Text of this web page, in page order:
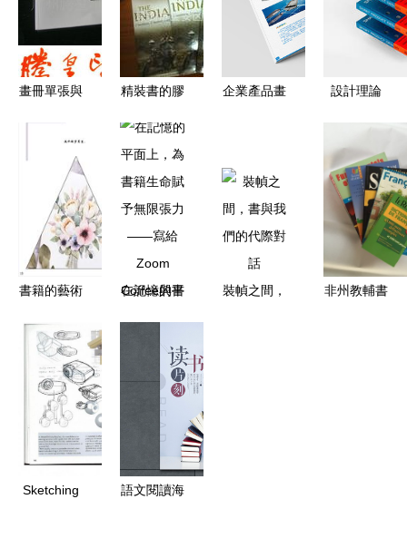
畫冊單張與
格指南 如
何選擇廠家
與設計方案
精裝書的膠
文詳解與賞
析
企業產品畫
——以李紹
君為例
設計理論
覺的綜合指
南
書籍的藝術
識與美學的
完美融合
在記憶的平
籍生命賦予
無限張力
——寫給
Coffee與書
籍的互紋
裝幀之間，
非州教輔書
Sketching
語文閱讀海